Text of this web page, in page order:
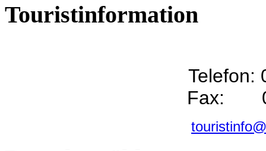
Touristinformation
Telefon:
Fax: